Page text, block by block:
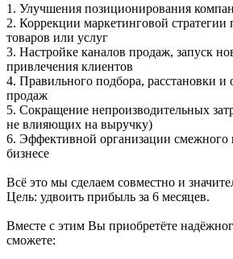
1. Улучшения позиционирования
2. Коррекции маркетинговой
товаров или услуг
3. Настройке каналов продаж, запуск
привлечения клиентов
4. Правильного подбора, расстановки и
продаж
5. Сокращение непроизводительных
не влияющих на выручку)
6. Эффективной организации смежного
бизнесе
Всё это мы сделаем совместно и
Цель: удвоить прибыль за 6 месяцев.
Вместе с этим Вы приобретёте
сможете: